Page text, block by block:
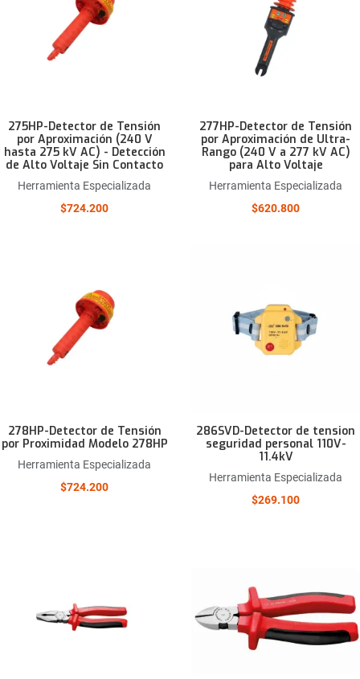
275HP-Detector de Tensión
por Aproximación (240 V
hasta 275 kV AC) - Detección
de Alto Voltaje Sin Contacto
Herramienta Especializada
$724.200
277HP-Detector de Tensión
por Aproximación de Ultra-
Rango (240 V a 277 kV AC)
para Alto Voltaje
Herramienta Especializada
$620.800
278HP-Detector de Tensión
por Proximidad Modelo 278HP
Herramienta Especializada
$724.200
286SVD-Detector de tension
seguridad personal 110V-
11.4kV
Herramienta Especializada
$269.100
Comparar este producto
Quick View